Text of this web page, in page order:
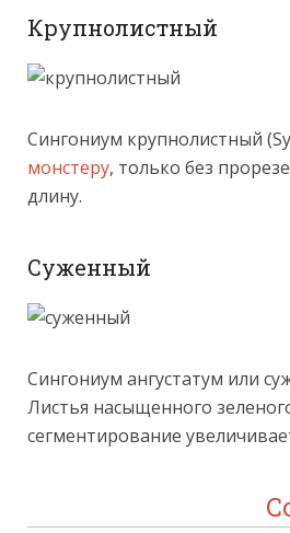
Крупнолистный
Сингониум крупнолистный
монстеру, только без
длину.
Суженный
Сингониум ангустатум или
Листья насыщенного
сегментирование